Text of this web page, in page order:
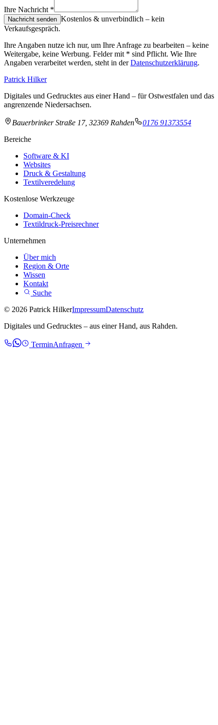
Ihre Nachricht *
Nachricht senden Kostenlos & unverbindlich – kein
Verkaufsgespräch.
Ihre Angaben nutze ich nur, um Ihre Anfrage zu bearbeiten – keine
Weitergabe, keine Werbung. Felder mit * sind Pflicht. Wie Ihre
Angaben verarbeitet werden, steht in derDatenschutzerklärung.
Patrick Hilker
Digitales und Gedrucktes aus einer Hand – für Ostwestfalen und das
angrenzende Niedersachsen.
Bauerbrinker Straße 17, 32369 Rahden
0176 91373554
Bereiche
Software & KI
Websites
Druck & Gestaltung
Textilveredelung
Kostenlose Werkzeuge
Domain-Check
Textildruck-Preisrechner
Unternehmen
Über mich
Region & Orte
Wissen
Kontakt
Suche
© 2026 Patrick HilkerImpressumDatenschutz
Digitales und Gedrucktes – aus einer Hand, aus Rahden.
TerminAnfragen